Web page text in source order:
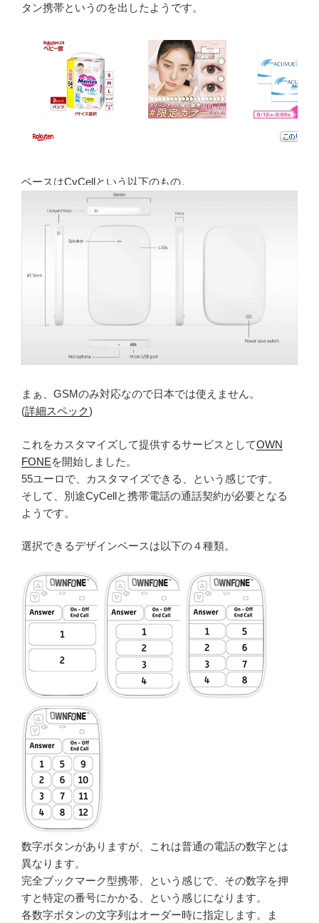
タン携帯というのを出したようです。
ベースはCyCellという以下のもの。
まぁ、GSMのみ対応なので日本では使えません。
(詳細スペック)
これをカスタマイズして提供するサービスとしてOWN
FONEを開始しました。
55ユーロで、カスタマイズできる、という感じです。
そして、別途CyCellと携帯電話の通話契約が必要となる
ようです。
選択できるデザインベースは以下の４種類。
数字ボタンがありますが、これは普通の電話の数字とは
異なります。
完全ブックマーク型携帯、という感じで、その数字を押
すと特定の番号にかかる、という感じになります。
各数字ボタンの文字列はオーダー時に指定します。ま